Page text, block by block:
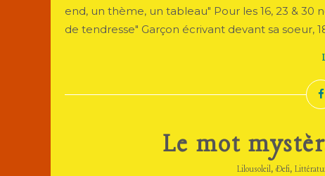
end, un thème, un tableau" Pour les 16, 23 &
de tendresse" Garçon écrivant devant sa soeur,
Le mot
Lilousoleil, Defi,